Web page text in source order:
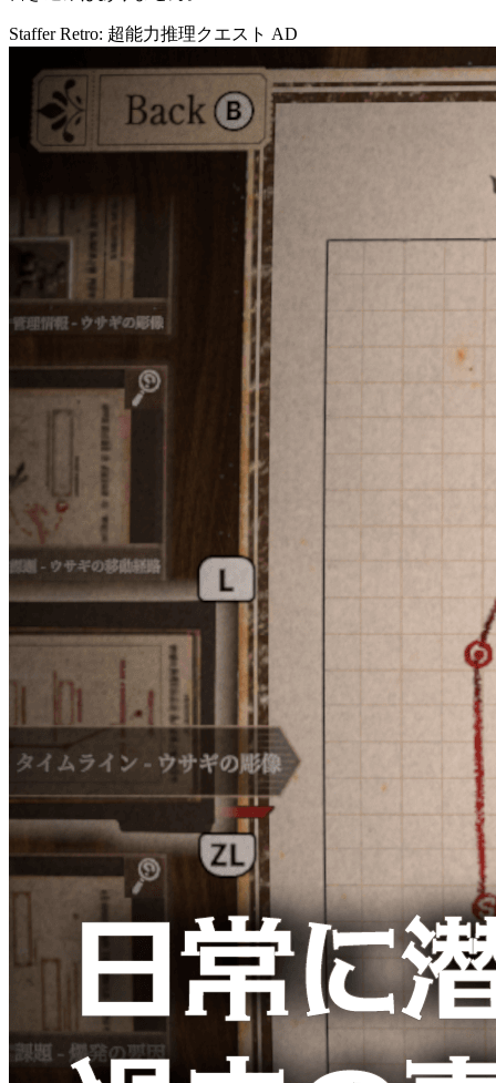
Staffer Retro: 超能力推理クエスト AD